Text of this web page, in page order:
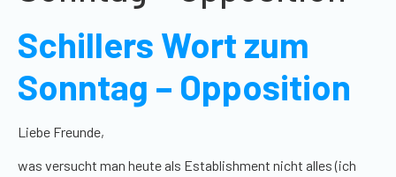
Schillers Wort zum
Sonntag – Opposition
Liebe Freunde,
was versucht man heute als Establishment nicht alles (ich